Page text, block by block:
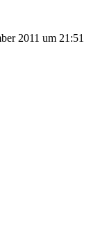
2011 um 21:51